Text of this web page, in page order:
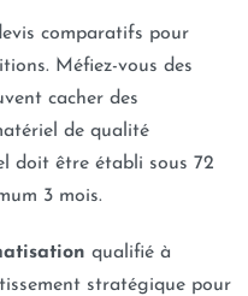
comparatifs pour
Méfiez-vous des
cacher des
de qualité
doit être établi sous 72
3 mois.
qualifié à
stratégique pour